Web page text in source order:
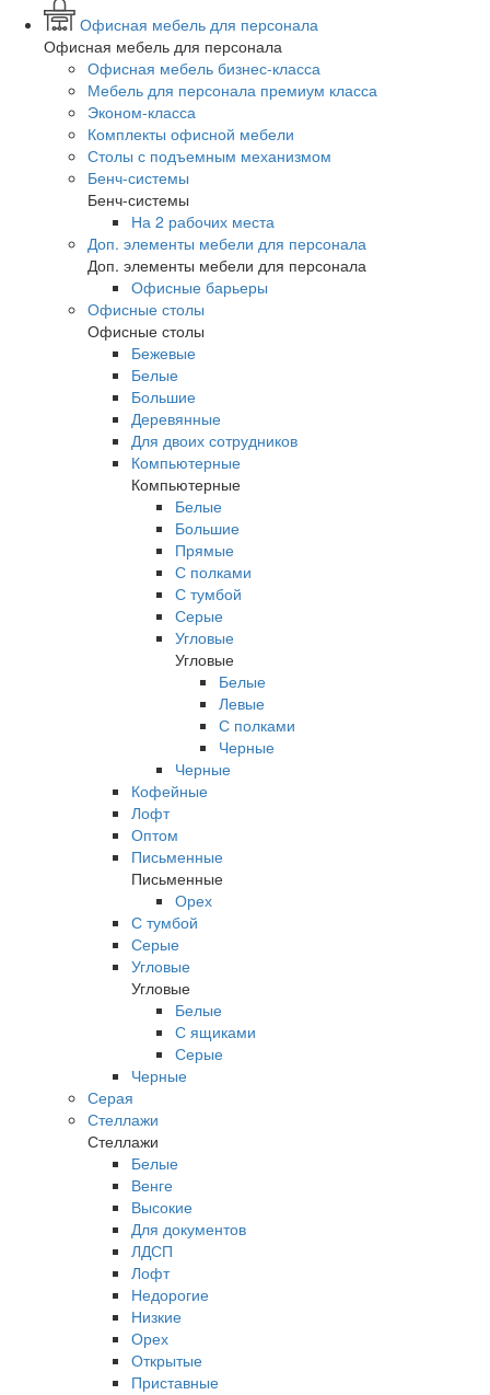
Офисная мебель для персонала
Офисная мебель для персонала
Офисная мебель бизнес-класса
Мебель для персонала премиум класса
Эконом-класса
Комплекты офисной мебели
Столы с подъемным механизмом
Бенч-системы
Бенч-системы
На 2 рабочих места
Доп. элементы мебели для персонала
Доп. элементы мебели для персонала
Офисные барьеры
Офисные столы
Офисные столы
Бежевые
Белые
Большие
Деревянные
Для двоих сотрудников
Компьютерные
Компьютерные
Белые
Большие
Прямые
С полками
С тумбой
Серые
Угловые
Угловые
Белые
Левые
С полками
Черные
Черные
Кофейные
Лофт
Оптом
Письменные
Письменные
Орех
С тумбой
Серые
Угловые
Угловые
Белые
С ящиками
Серые
Черные
Серая
Стеллажи
Стеллажи
Белые
Венге
Высокие
Для документов
ЛДСП
Лофт
Недорогие
Низкие
Орех
Открытые
Приставные